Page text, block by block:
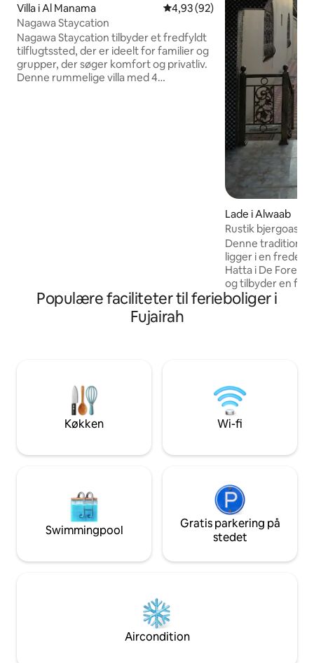
Villa i Al Manama 4,93 ud af 5 i gennemsnitlig
4,93 (92)
Nagawa Staycation
Nagawa Staycation tilbyder et fredfyldt
tilflugtssted, der er ideelt for familier og
grupper, der søger komfort og privatliv.
Denne rummelige villa med 4
Lade i Alwaab
Rustik bjergoase
Denne
ligger i en
Hatta i De
og tilbyder en
landbrugsjord og
Dette
hyggelige
Forenede
skønhed.
Populære faciliteter til ferieboliger i
Fujairah
Køkken Wi-fi
Swimmingpool
Gratis parkering på
stedet
Aircondition